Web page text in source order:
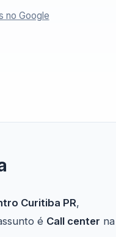
no Google
Curitiba PR,
é Call center na